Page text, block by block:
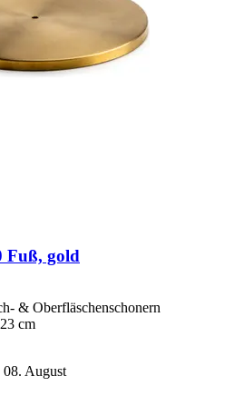
Fuß, gold
& Oberfläschenschonern
cm
08. August